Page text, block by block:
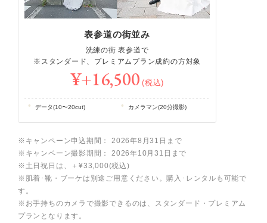
表参道の街並み
洗練の街 表参道で
※スタンダード、プレミアムプラン成約の方対象
¥+16,500 (税込)
データ(10〜20cut) カメラマン(20分撮影)
※キャンペーン申込期間： 2026年8月31日まで
※キャンペーン撮影期間： 2026年10月31日まで
※土日祝日は、＋¥33,000(税込)
※肌着･靴・ブーケは別途ご用意ください。購入･レンタルも可能で
す。
※お手持ちのカメラで撮影できるのは、スタンダード・プレミアム
プランとなります。